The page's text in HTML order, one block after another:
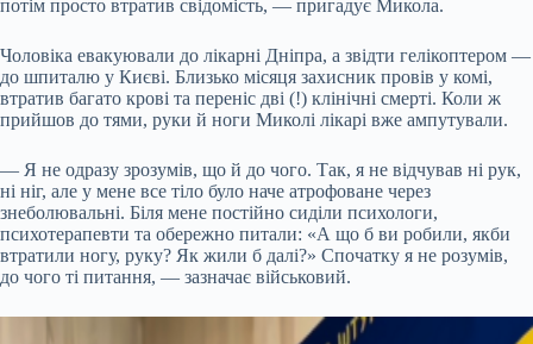
потім просто втратив свідомість, — пригадує Микола.
Чоловіка евакуювали до лікарні Дніпра, а звідти гелікоптером —
до шпиталю у Києві. Близько місяця захисник провів у комі,
втратив багато крові та переніс дві (!) клінічні смерті. Коли ж
прийшов до тями, руки й ноги Миколі лікарі вже ампутували.
— Я не одразу зрозумів, що й до чого. Так, я не відчував ні рук,
ні ніг, але у мене все тіло було наче атрофоване через
знеболювальні. Біля мене постійно сиділи психологи,
психотерапевти та обережно питали: «А що б ви робили, якби
втратили ногу, руку? Як жили б далі?» Спочатку я не розумів,
до чого ті питання, — зазначає військовий.